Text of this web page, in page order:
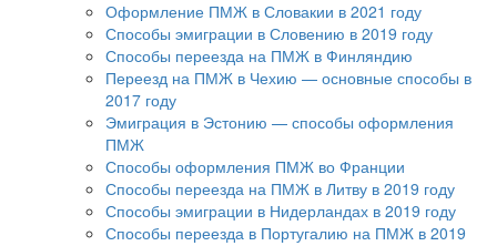
Оформление ПМЖ в Словакии в 2021 году
Способы эмиграции в Словению в 2019 году
Способы переезда на ПМЖ в Финляндию
Переезд на ПМЖ в Чехию — основные способы в
2017 году
Эмиграция в Эстонию — способы оформления
ПМЖ
Способы оформления ПМЖ во Франции
Способы переезда на ПМЖ в Литву в 2019 году
Способы эмиграции в Нидерландах в 2019 году
Способы переезда в Португалию на ПМЖ в 2019